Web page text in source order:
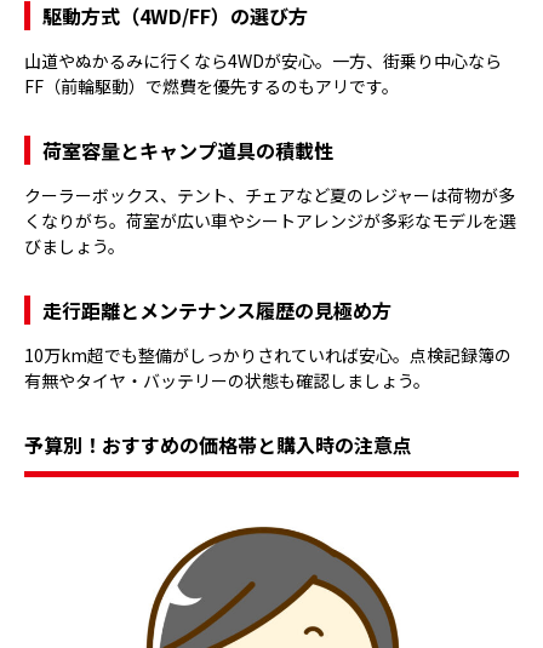
駆動方式（4WD/FF）の選び方
山道やぬかるみに行くなら4WDが安心。一方、街乗り中心なら
FF（前輪駆動）で燃費を優先するのもアリです。
荷室容量とキャンプ道具の積載性
クーラーボックス、テント、チェアなど夏のレジャーは荷物が多
くなりがち。荷室が広い車やシートアレンジが多彩なモデルを選
びましょう。
走行距離とメンテナンス履歴の見極め方
10万km超でも整備がしっかりされていれば安心。点検記録簿の
有無やタイヤ・バッテリーの状態も確認しましょう。
予算別！おすすめの価格帯と購入時の注意点